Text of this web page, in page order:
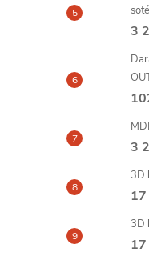
3
3
3D
3D
glett 310